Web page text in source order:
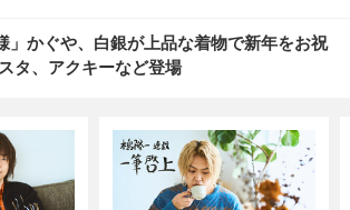
」かぐや、白銀が上品な着物で新年をお祝
タ、アクキーなど登場